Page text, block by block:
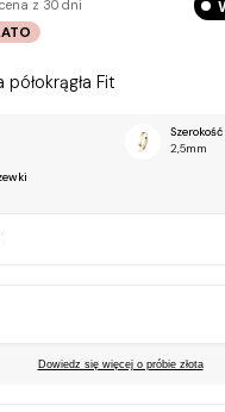
z 30 dni
Fit
Szerokość
2,5mm
Dowiedz się więcej o próbie złota